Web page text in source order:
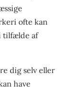
ofte kan
tilfælde af
dig selv eller
have